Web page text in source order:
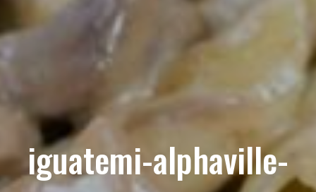
iguatemi-alphaville-